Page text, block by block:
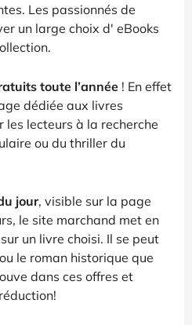
Les passionnés de
un large choix d' eBooks
toute l’année ! En effet
dédiée aux livres
lecteurs à la recherche
ou du thriller du
jour, visible sur la page
le site marchand met en
un livre choisi. Il se peut
le roman historique que
dans ces offres et